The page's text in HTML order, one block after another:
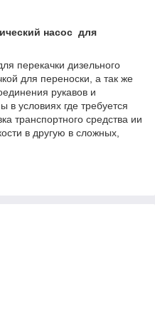
насос для
перекачки дизельного
для переноски, а так же
рукавов и
условиях где требуется
транспортного средства ии
в другую в сложных,